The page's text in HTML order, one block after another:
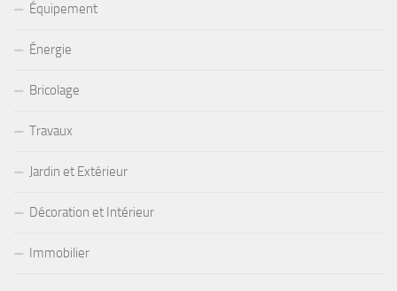
Équipement
Énergie
Bricolage
Travaux
Jardin et Extérieur
Décoration et Intérieur
Immobilier